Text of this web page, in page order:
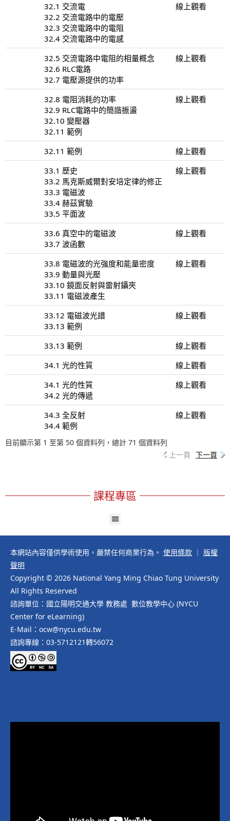
32.1 交流電
32.2 交流電路中的電壓
32.3 交流電路中的電阻
32.4 交流電路中的電感
線上觀看
32.5 交流電路中電阻的相量概念
32.6 RLC電路
32.7 電壓源提供的功率
線上觀看
32.8 電阻消耗的功率
32.9 RLC電路中的簡諧振盪
32.10 變壓器
32.11 範例
線上觀看
32.11 範例
線上觀看
33.1 歷史
33.2 馬克斯威爾對安培定律的修正
33.3 電磁波
33.4 赫茲實驗
33.5 平面波
線上觀看
33.6 真空中的電磁波
33.7 波函數
線上觀看
33.8 電磁波的光強度和能量密度
33.9 動量與光壓
33.10 鏡面反射與雷射鑷夾
33.11 電磁波產生
線上觀看
33.12 電磁波光譜
33.13 範例
線上觀看
33.13 範例
線上觀看
34.1 光的性質
線上觀看
34.1 光的性質
34.2 光的傳遞
線上觀看
34.3 全反射
34.4 範例
線上觀看
目前顯示第 1 至第 50 個資料列，總計 71 個資料列
上一頁 下一頁
課程專區
本網站內容僅供學術使用，嚴禁任何商業行為。 使用條款
版權
聲明
Copyright © 2026 National Yang Ming Chiao Tung University
All Rights Reserved
諮詢單位：國立陽明交通大學 教務處 數位教學中心 (NYCU
Center for eLearning)
E-Mail：ocw@nycu.edu.tw
諮詢專線：03-5712121轉56072